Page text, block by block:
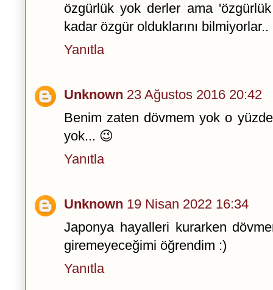
özgürlük yok derler ama
kadar özgür olduklarını bilmiyorlar..
Yanıtla
Unknown 23 Ağustos 2016 20:42
Benim zaten dövmem yok o
yok... 😉
Yanıtla
Unknown 19 Nisan 2022 16:34
Japonya hayalleri kurarken
giremeyeceğimi öğrendim :)
Yanıtla